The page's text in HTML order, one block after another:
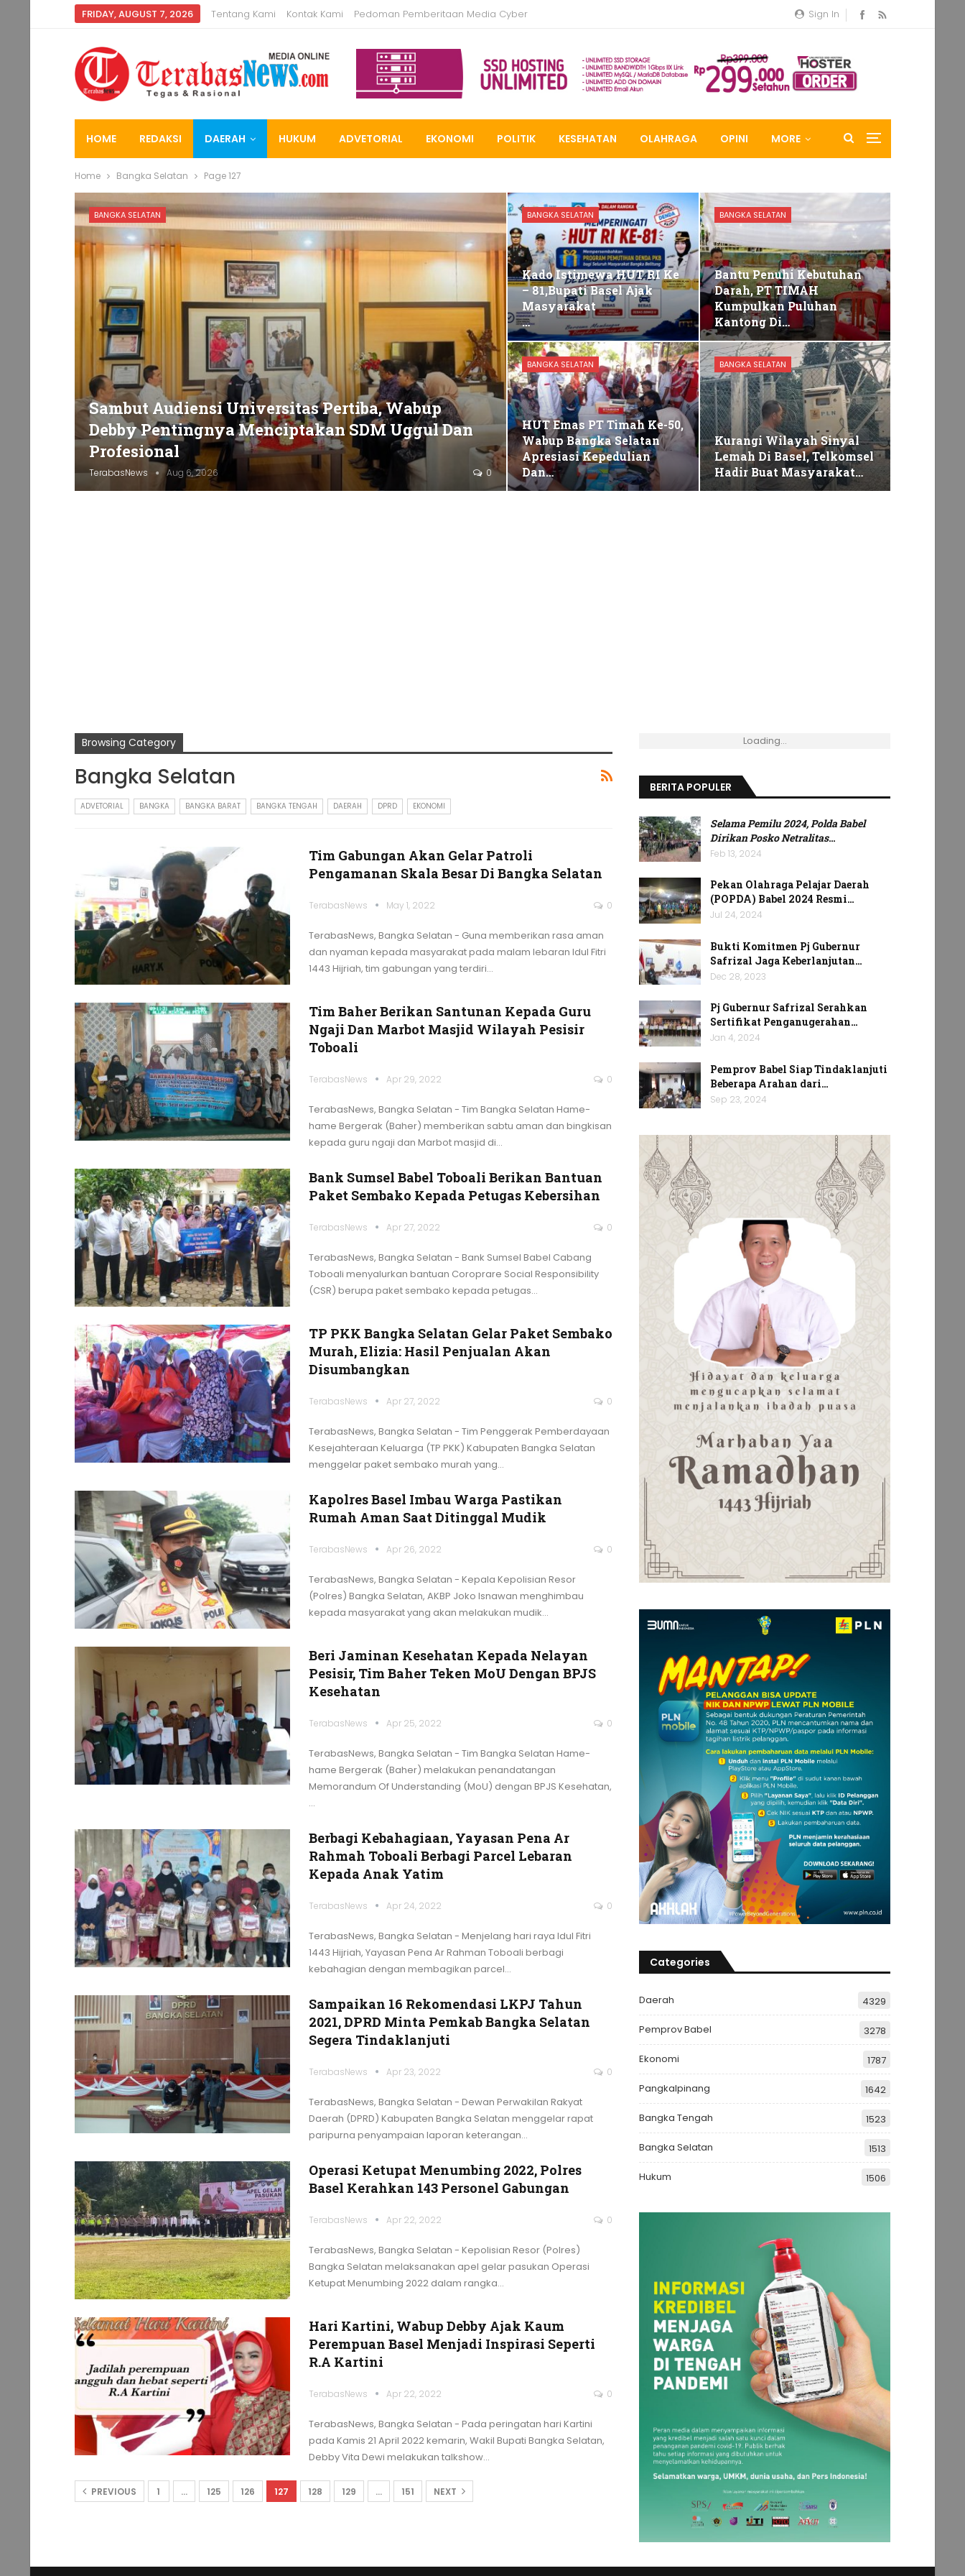
Sign In
FRIDAY, AUGUST 7, 2026 Tentang Kami Kontak Kami Pedoman Pemberitaan Media Cyber
HOME REDAKSI DAERAH HUKUM ADVETORIAL EKONOMI POLITIK KESEHATAN OLAHRAGA OPINI MORE
Home Bangka Selatan Page 127
BANGKA SELATAN
Sambut Audiensi Universitas Pertiba, Wabup
Debby Pentingnya Menciptakan SDM Uggul Dan
Profesional
TerabasNews Aug 6, 2026 0
BANGKA SELATAN
Kado Istimewa HUT RI Ke
– 81,Bupati Basel Ajak
Masyarakat
…
BANGKA SELATAN
Bantu Penuhi Kebutuhan
Darah, PT TIMAH
Kumpulkan Puluhan
Kantong Di…
BANGKA SELATAN
HUT Emas PT Timah Ke-50,
Wabup Bangka Selatan
Apresiasi Kepedulian
Dan…
BANGKA SELATAN
Kurangi Wilayah Sinyal
Lemah Di Basel, Telkomsel
Hadir Buat Masyarakat…
Browsing Category
Bangka Selatan
ADVETORIAL BANGKA BANGKA BARAT BANGKA TENGAH DAERAH DPRD EKONOMI
Tim Gabungan Akan Gelar Patroli
Pengamanan Skala Besar Di Bangka Selatan
TerabasNews May 1, 2022 0
TerabasNews, Bangka Selatan - Guna memberikan rasa aman
dan nyaman kepada masyarakat pada malam lebaran Idul Fitri
1443 Hijriah, tim gabungan yang terdiri…
Tim Baher Berikan Santunan Kepada Guru
Ngaji Dan Marbot Masjid Wilayah Pesisir
Toboali
TerabasNews Apr 29, 2022 0
TerabasNews, Bangka Selatan - Tim Bangka Selatan Hame-
hame Bergerak (Baher) memberikan sabtu aman dan bingkisan
kepada guru ngaji dan Marbot masjid di…
Bank Sumsel Babel Toboali Berikan Bantuan
Paket Sembako Kepada Petugas Kebersihan
TerabasNews Apr 27, 2022 0
TerabasNews, Bangka Selatan - Bank Sumsel Babel Cabang
Toboali menyalurkan bantuan Coroprare Social Responsibility
(CSR) berupa paket sembako kepada petugas…
TP PKK Bangka Selatan Gelar Paket Sembako
Murah, Elizia: Hasil Penjualan Akan
Disumbangkan
TerabasNews Apr 27, 2022 0
TerabasNews, Bangka Selatan - Tim Penggerak Pemberdayaan
Kesejahteraan Keluarga (TP PKK) Kabupaten Bangka Selatan
menggelar paket sembako murah yang…
Kapolres Basel Imbau Warga Pastikan
Rumah Aman Saat Ditinggal Mudik
TerabasNews Apr 26, 2022 0
TerabasNews, Bangka Selatan - Kepala Kepolisian Resor
(Polres) Bangka Selatan, AKBP Joko Isnawan menghimbau
kepada masyarakat yang akan melakukan mudik…
Beri Jaminan Kesehatan Kepada Nelayan
Pesisir, Tim Baher Teken MoU Dengan BPJS
Kesehatan
TerabasNews Apr 25, 2022 0
TerabasNews, Bangka Selatan - Tim Bangka Selatan Hame-
hame Bergerak (Baher) melakukan penandatangan
Memorandum Of Understanding (MoU) dengan BPJS Kesehatan,
…
Berbagi Kebahagiaan, Yayasan Pena Ar
Rahmah Toboali Berbagi Parcel Lebaran
Kepada Anak Yatim
TerabasNews Apr 24, 2022 0
TerabasNews, Bangka Selatan - Menjelang hari raya Idul Fitri
1443 Hijriah, Yayasan Pena Ar Rahman Toboali berbagi
kebahagian dengan membagikan parcel…
Sampaikan 16 Rekomendasi LKPJ Tahun
2021, DPRD Minta Pemkab Bangka Selatan
Segera Tindaklanjuti
TerabasNews Apr 23, 2022 0
TerabasNews, Bangka Selatan - Dewan Perwakilan Rakyat
Daerah (DPRD) Kabupaten Bangka Selatan menggelar rapat
paripurna penyampaian laporan keterangan…
Operasi Ketupat Menumbing 2022, Polres
Basel Kerahkan 143 Personel Gabungan
TerabasNews Apr 22, 2022 0
TerabasNews, Bangka Selatan - Kepolisian Resor (Polres)
Bangka Selatan melaksanakan apel gelar pasukan Operasi
Ketupat Menumbing 2022 dalam rangka…
Hari Kartini, Wabup Debby Ajak Kaum
Perempuan Basel Menjadi Inspirasi Seperti
R.A Kartini
TerabasNews Apr 22, 2022 0
TerabasNews, Bangka Selatan - Pada peringatan hari Kartini
pada Kamis 21 April 2022 kemarin, Wakil Bupati Bangka Selatan,
Debby Vita Dewi melakukan talkshow…
PREVIOUS 1 … 125 126 127 128 129 … 151 NEXT
Loading...
BERITA POPULER
Selama Pemilu 2024, Polda Babel
Dirikan Posko Netralitas…
Feb 13, 2024
Pekan Olahraga Pelajar Daerah
(POPDA) Babel 2024 Resmi…
Jul 24, 2024
Bukti Komitmen Pj Gubernur
Safrizal Jaga Keberlanjutan…
Dec 28, 2023
Pj Gubernur Safrizal Serahkan
Sertifikat Penganugerahan…
Jan 4, 2024
Pemprov Babel Siap Tindaklanjuti
Beberapa Arahan dari…
Sep 23, 2024
Categories
Daerah 4329
Pemprov Babel 3278
Ekonomi 1787
Pangkalpinang 1642
Bangka Tengah 1523
Bangka Selatan 1513
Hukum 1506